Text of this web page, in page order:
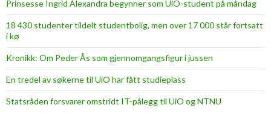
s
n
d
Prinsesse Ingrid Alexandra begynner som UiO-student på måndag
18 430 studenter tildelt studentbolig, men over 17 000 står fortsatt
i kø
Kronikk: Om Peder Ås som gjennomgangsfigur i jussen
En tredel av søkerne til UiO har fått studieplass
Statsråden forsvarer omstridt IT-pålegg til UiO og NTNU